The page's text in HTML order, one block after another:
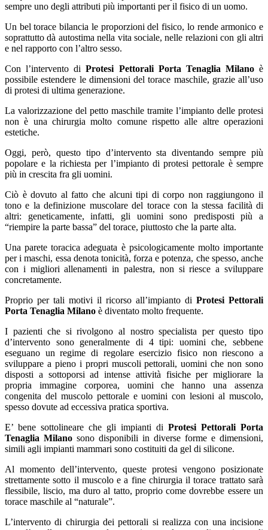
sempre uno degli attributi più importanti per il fisico di un uomo.
Un bel torace bilancia le proporzioni del fisico, lo rende armonico e
soprattutto dà autostima nella vita sociale, nelle relazioni con gli altri
e nel rapporto con l’altro sesso.
Con l’intervento diProtesi Pettorali Porta Tenaglia Milanoè
possibile estendere le dimensioni del torace maschile, grazie all’uso
di protesi di ultima generazione.
La valorizzazione del petto maschile tramite l’impianto delle protesi
non è una chirurgia molto comune rispetto alle altre operazioni
estetiche.
Oggi, però, questo tipo d’intervento sta diventando sempre più
popolare e la richiesta per l’impianto di protesi pettorale è sempre
più in crescita fra gli uomini.
Ciò è dovuto al fatto che alcuni tipi di corpo non raggiungono il
tono e la definizione muscolare del torace con la stessa facilità di
altri: geneticamente, infatti, gli uomini sono predisposti più a
“riempire la parte bassa” del torace, piuttosto che la parte alta.
Una parete toracica adeguata è psicologicamente molto importante
per i maschi, essa denota tonicità, forza e potenza, che spesso, anche
con i migliori allenamenti in palestra, non si riesce a sviluppare
concretamente.
Proprio per tali motivi il ricorso all’impianto di Protesi Pettorali
Porta Tenaglia Milano è diventato molto frequente.
I pazienti che si rivolgono al nostro specialista per questo tipo
d’intervento sono generalmente di 4 tipi: uomini che, sebbene
eseguano un regime di regolare esercizio fisico non riescono a
sviluppare a pieno i propri muscoli pettorali, uomini che non sono
disposti a sottoporsi ad intense attività fisiche per migliorare la
propria immagine corporea, uomini che hanno una assenza
congenita del muscolo pettorale e uomini con lesioni al muscolo,
spesso dovute ad eccessiva pratica sportiva.
E’ bene sottolineare che gli impianti di Protesi Pettorali Porta
Tenaglia Milano sono disponibili in diverse forme e dimensioni,
simili agli impianti mammari sono costituiti da gel di silicone.
Al momento dell’intervento, queste protesi vengono posizionate
strettamente sotto il muscolo e a fine chirurgia il torace trattato sarà
flessibile, liscio, ma duro al tatto, proprio come dovrebbe essere un
torace maschile al “naturale”.
L’intervento di chirurgia dei pettorali si realizza con una incisione